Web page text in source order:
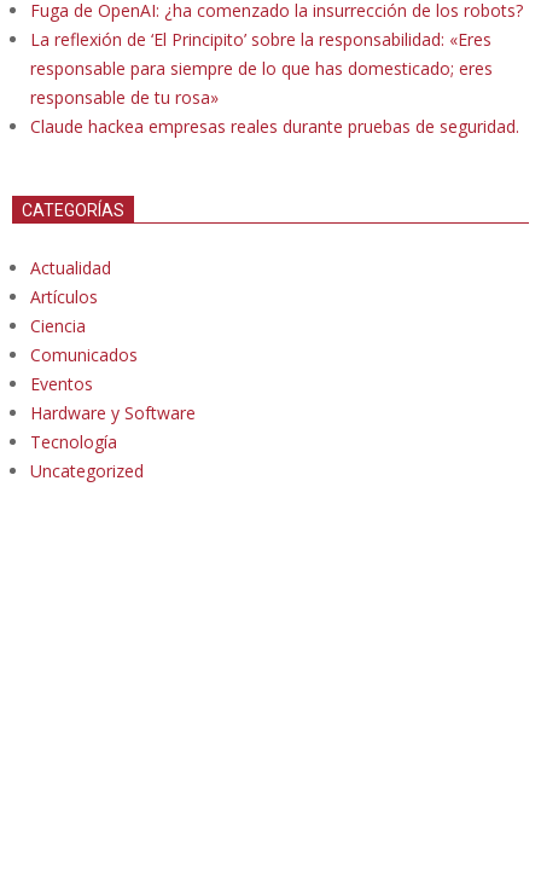
Fuga de OpenAI: ¿ha comenzado la insurrección de los robots?
La reflexión de ‘El Principito’ sobre la responsabilidad: «Eres
responsable para siempre de lo que has domesticado; eres
responsable de tu rosa»
Claude hackea empresas reales durante pruebas de seguridad.
CATEGORÍAS
Actualidad
Artículos
Ciencia
Comunicados
Eventos
Hardware y Software
Tecnología
Uncategorized